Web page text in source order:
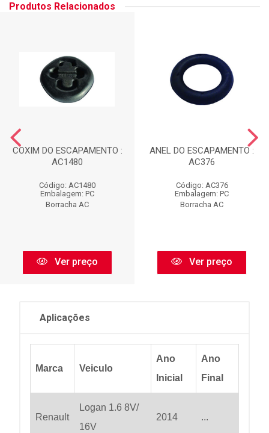
Produtos Relacionados
COXIM DO ESCAPAMENTO :
AC1480
Código: AC1480
Embalagem: PC
Borracha AC
Ver preço
ANEL DO ESCAPAMENTO :
AC376
Código: AC376
Embalagem: PC
Borracha AC
Ver preço
Aplicações
Marca Veiculo
Ano
Inicial
Ano
Final
Renault
Logan 1.6 8V/
16V
2014 ...